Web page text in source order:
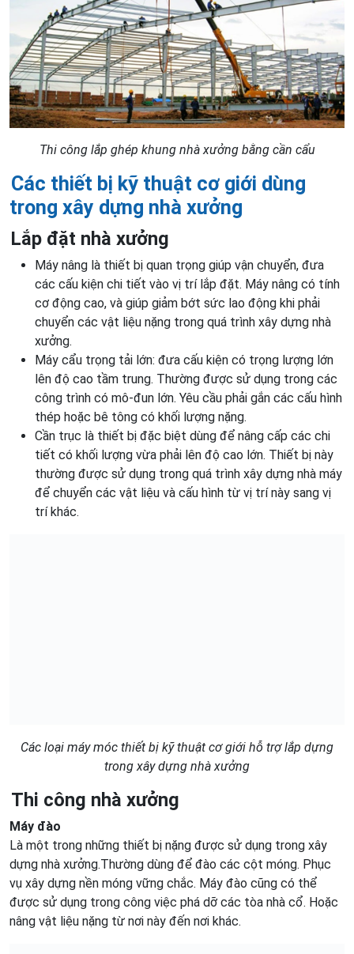
Thi công lắp ghép khung nhà xưởng bằng cần cẩu
Các thiết bị kỹ thuật cơ giới dùng
trong xây dựng nhà xưởng
Lắp đặt nhà xưởng
Máy nâng là thiết bị quan trọng giúp vận chuyển, đưa
các cấu kiện chi tiết vào vị trí lắp đặt. Máy nâng có tính
cơ động cao, và giúp giảm bớt sức lao động khi phải
chuyển các vật liệu nặng trong quá trình xây dựng nhà
xưởng.
Máy cẩu trọng tải lớn: đưa cấu kiện có trọng lượng lớn
lên độ cao tầm trung. Thường được sử dụng trong các
công trình có mô-đun lớn. Yêu cầu phải gắn các cấu hình
thép hoặc bê tông có khối lượng nặng.
Cần trục là thiết bị đặc biệt dùng để nâng cấp các chi
tiết có khối lượng vừa phải lên độ cao lớn. Thiết bị này
thường được sử dụng trong quá trình xây dựng nhà máy
để chuyển các vật liệu và cấu hình từ vị trí này sang vị
trí khác.
Các loại máy móc thiết bị kỹ thuật cơ giới hỗ trợ lắp dựng
trong xây dựng nhà xưởng
Thi công nhà xưởng
Máy đào
Là một trong những thiết bị nặng được sử dụng trong xây
dựng nhà xưởng.Thường dùng để đào các cột móng. Phục
vụ xây dựng nền móng vững chắc. Máy đào cũng có thể
được sử dụng trong công việc phá dỡ các tòa nhà cổ. Hoặc
nâng vật liệu nặng từ nơi này đến nơi khác.